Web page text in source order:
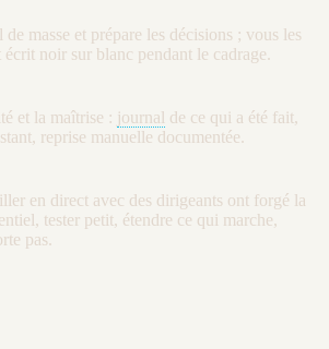
de masse et prépare les décisions ; vous les
écrit noir sur blanc pendant le cadrage.
et la maîtrise : journal de ce qui a été fait,
reprise manuelle documentée.
en direct avec des dirigeants ont forgé la
tester petit, étendre ce qui marche,
pas.